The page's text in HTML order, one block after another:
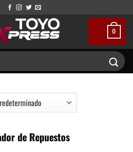
0
de Repuestos